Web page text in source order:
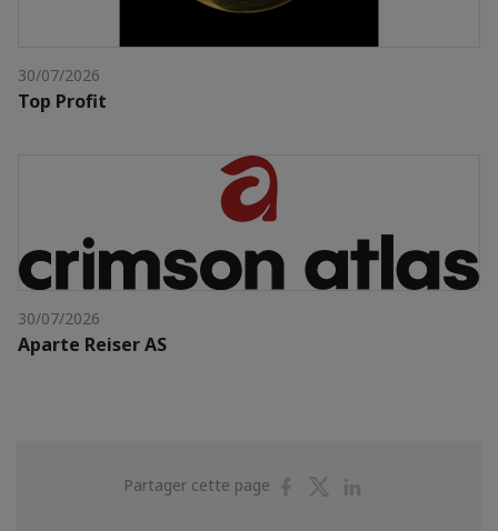
30/07/2026
Top Profit
30/07/2026
Aparte Reiser AS
Partager cette page
PartagerPartager